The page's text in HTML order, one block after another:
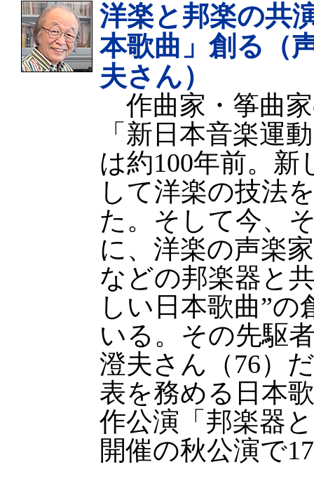
洋楽と邦楽の共
本歌曲」創る（
夫さん）
作曲家・筝曲
「新日本音楽運
は約100年前。新
して洋楽の技法
た。そして今、
に、洋楽の声楽
などの邦楽器と
しい日本歌曲”の
いる。その先駆
澄夫さん（76）
表を務める日本
作公演「邦楽器
開催の秋公演で